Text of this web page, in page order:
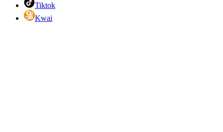
Tiktok
Kwai